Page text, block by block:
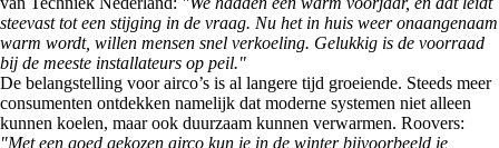
steevast tot een stijging in de vraag. Nu het in huis weer onaangenaam
warm wordt, willen mensen snel verkoeling. Gelukkig is de voorraad
bij de meeste installateurs op peil."
De belangstelling voor airco’s is al langere tijd groeiende. Steeds meer
consumenten ontdekken namelijk dat moderne systemen niet alleen
kunnen koelen, maar ook duurzaam kunnen verwarmen. Roovers:
"Met een goed gekozen airco kun je in de winter bijvoorbeeld je